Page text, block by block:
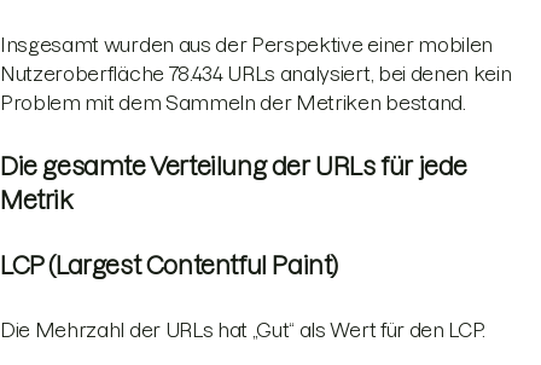
Insgesamt wurden aus der Perspektive einer mobilen
Nutzeroberfläche 78.434 URLs analysiert, bei denen kein
Problem mit dem Sammeln der Metriken bestand.
Die gesamte Verteilung der URLs für jede
Metrik
LCP (Largest Contentful Paint)
Die Mehrzahl der URLs hat „Gut“ als Wert für den LCP.